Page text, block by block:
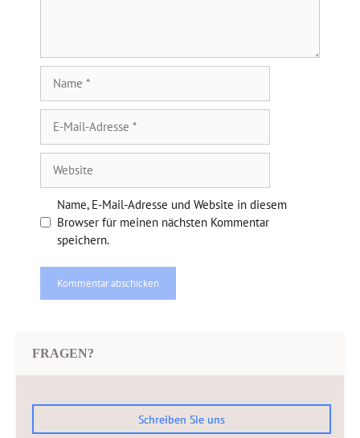
Mail-
Adresse
Name, E-Mail-Adresse und Website in diesem
Browser für meinen nächsten Kommentar
speichern.
FRAGEN?
Schreiben Sie uns